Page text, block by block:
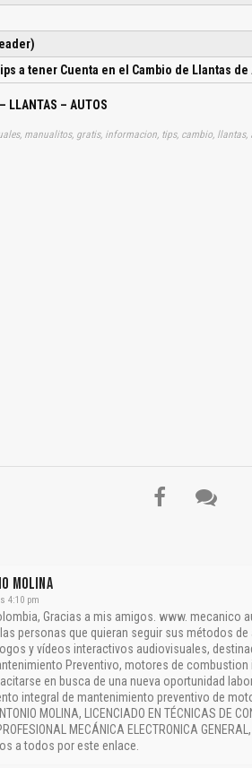
a tener Cuenta en el Cambio de Llantas de
LLANTAS – AUTOS
manualitos, gratis, informacion, tips, cambio, llantas,
MOLINA
4:10 pm
Gracias a mis amigos. www. mecanico
personas que quieran seguir sus métodos
y vídeos interactivos audiovisuales,
Preventivo, motores de
en busca de una nueva oportunidad
integral de mantenimiento preventivo de
MOLINA, LICENCIADO EN TÉCNICAS DE
MECÁNICA ELECTRONICA
a todos por este enlace.